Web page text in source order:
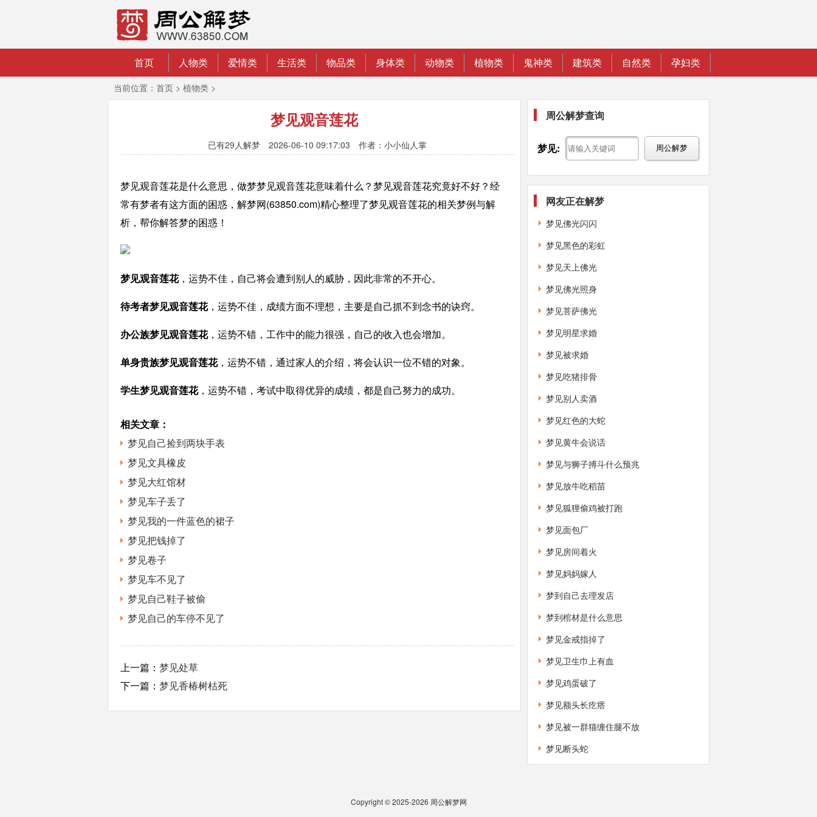
首页 人物类 爱情类 生活类 物品类 身体类 动物类 植物类 鬼神类 建筑类 自然类 孕妇类
当前位置： 首页 > 植物类 >
梦见观音莲花
已有29人解梦 2026-06-10 09:17:03 作者：小小仙人掌
梦见观音莲花是什么意思，做梦梦见观音莲花意味着什么？梦见观音莲花究竟好不好？经
常有梦者有这方面的困惑，解梦网(63850.com)精心整理了梦见观音莲花的相关梦例与解
析，帮你解答梦的困惑！
梦见观音莲花，运势不佳，自己将会遭到别人的威胁，因此非常的不开心。
待考者梦见观音莲花，运势不佳，成绩方面不理想，主要是自己抓不到念书的诀窍。
办公族梦见观音莲花，运势不错，工作中的能力很强，自己的收入也会增加。
单身贵族梦见观音莲花，运势不错，通过家人的介绍，将会认识一位不错的对象。
学生梦见观音莲花，运势不错，考试中取得优异的成绩，都是自己努力的成功。
相关文章：
梦见自己捡到两块手表
梦见文具橡皮
梦见大红馆材
梦见车子丢了
梦见我的一件蓝色的裙子
梦见把钱掉了
梦见卷子
梦见车不见了
梦见自己鞋子被偷
梦见自己的车停不见了
上一篇： 梦见处草
下一篇： 梦见香椿树枯死
周公解梦查询
梦见: 周公解梦
网友正在解梦
梦见佛光闪闪
梦见黑色的彩虹
梦见天上佛光
梦见佛光照身
梦见菩萨佛光
梦见明星求婚
梦见被求婚
梦见吃猪排骨
梦见别人卖酒
梦见红色的大蛇
梦见黄牛会说话
梦见与狮子搏斗什么预兆
梦见放牛吃稻苗
梦见狐狸偷鸡被打跑
梦见面包厂
梦见房间着火
梦见妈妈嫁人
梦到自己去理发店
梦到棺材是什么意思
梦见金戒指掉了
梦见卫生巾上有血
梦见鸡蛋破了
梦见额头长疙瘩
梦见被一群猫缠住腿不放
梦见断头蛇
Copyright © 2025-2026 周公解梦网